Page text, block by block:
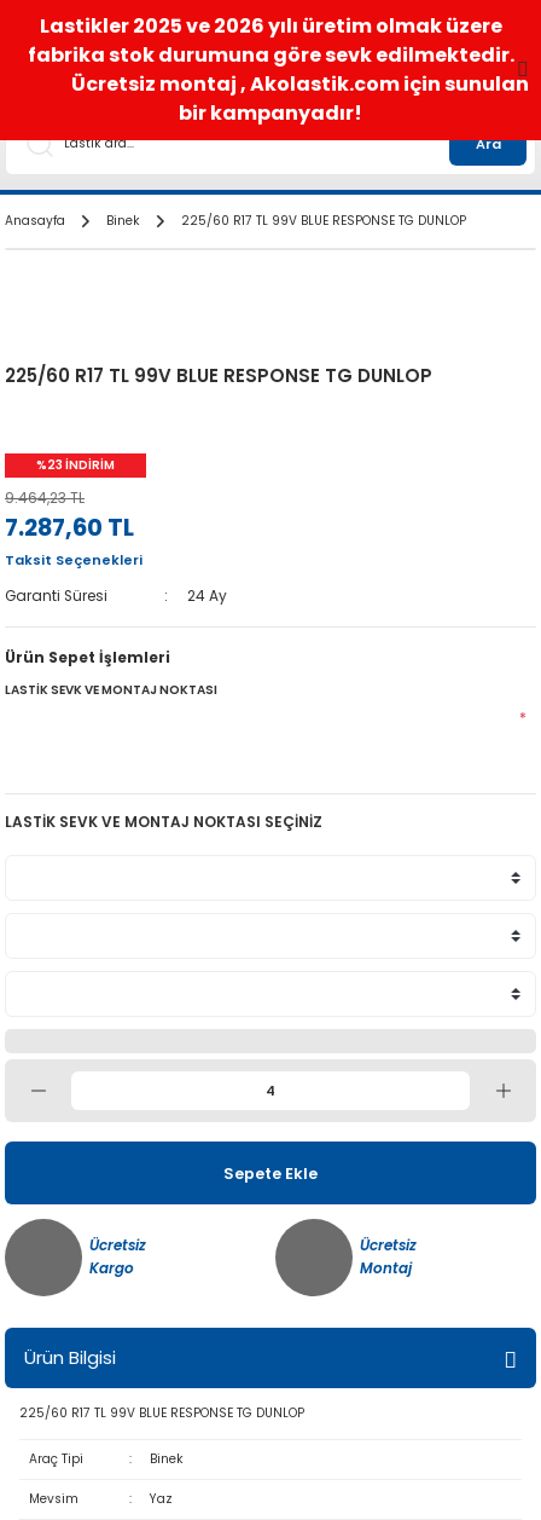
satis@akolastik.com 0 850 285 63 85
Ara
Anasayfa Binek 225/60 R17 TL 99V BLUE RESPONSE TG DUNLOP
225/60 R17 TL 99V BLUE RESPONSE TG DUNLOP
%23 İNDİRİM
9.464,23 TL
7.287,60 TL
Taksit Seçenekleri
Garanti Süresi
24 Ay
Ürün Sepet İşlemleri
LASTİK SEVK VE MONTAJ NOKTASI
*
LASTİK SEVK VE MONTAJ NOKTASI SEÇİNİZ
Sepete Ekle
Ücretsiz
Kargo
Ücretsiz
Montaj
Ürün Bilgisi
225/60 R17 TL 99V BLUE RESPONSE TG DUNLOP
Araç Tipi : Binek
Mevsim : Yaz
Lastikler 2025 ve 2026 yılı üretim olmak üzere
fabrika stok durumuna göre sevk edilmektedir.
Ücretsiz montaj , Akolastik.com için sunulan
bir kampanyadır!